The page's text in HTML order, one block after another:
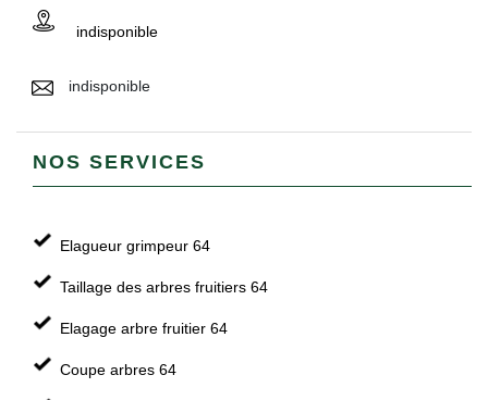
indisponible
indisponible
NOS SERVICES
Elagueur grimpeur 64
Taillage des arbres fruitiers 64
Elagage arbre fruitier 64
Coupe arbres 64